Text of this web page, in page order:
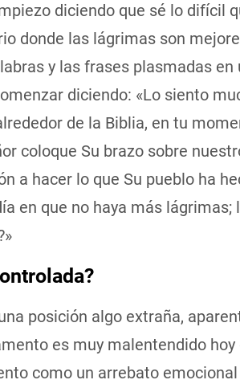
diciendo que sé lo difícil
donde las lágrimas son
y las frases plasmadas en
diciendo: «Lo siento
de la Biblia, en tu
coloque Su brazo sobre
a hacer lo que Su pueblo ha
en que no haya más lágrimas;
posición algo extraña,
es muy malentendido hoy
como un arrebato